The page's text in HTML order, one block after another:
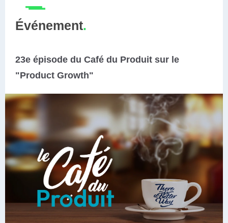
Événement.
23e épisode du Café du Produit sur le
"Product Growth"